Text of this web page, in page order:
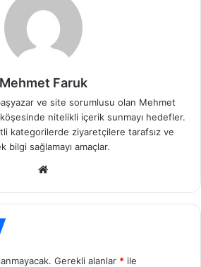
Mehmet Faruk
ve site sorumlusu olan Mehmet
nitelikli içerik sunmayı hedefler.
kategorilerde ziyaretçilere tarafsız ve
bilgi sağlamayı amaçlar.
Gerekli alanlar * ile